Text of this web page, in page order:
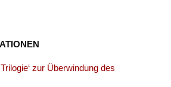
zur Überwindung des